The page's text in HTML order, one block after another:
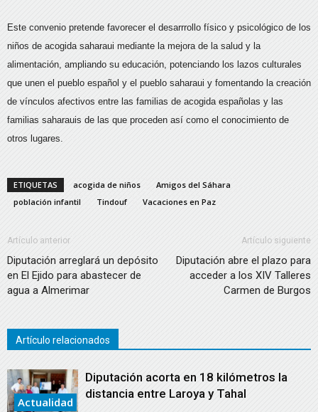
Este convenio pretende favorecer el desarrrollo físico y psicológico de los
niños de acogida saharaui mediante la mejora de la salud y la
alimentación, ampliando su educación, potenciando los lazos culturales
que unen el pueblo español y el pueblo saharaui y fomentando la creación
de vínculos afectivos entre las familias de acogida españolas y las
familias saharauis de las que proceden así como el conocimiento de
otros lugares.
ETIQUETAS acogida de niños
Amigos del Sáhara
población infantil
Tindouf Vacaciones en Paz
Artículo anterior
Diputación arreglará un depósito
en El Ejido para abastecer de
agua a Almerimar
Artículo siguiente
Diputación abre el plazo para
acceder a los XIV Talleres
Carmen de Burgos
Artículo relacionados
Actualidad
Diputación acorta en 18 kilómetros la
distancia entre Laroya y Tahal